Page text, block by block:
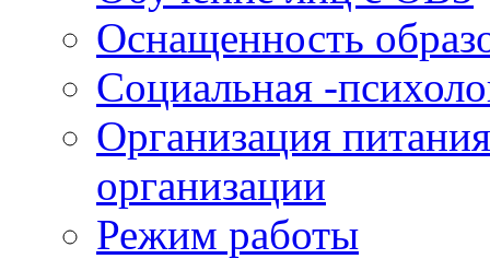
Оснащенность
Социальная -
Организация
организации
Режим работы